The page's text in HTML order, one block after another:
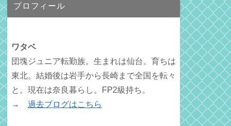
プロフィール
ワタベ
団塊ジュニア転勤族。生まれは仙台。育ちは
東北。結婚後は岩手から長崎まで全国を転々
と。現在は奈良暮らし。FP2級持ち。
→ 過去ブログはこちら